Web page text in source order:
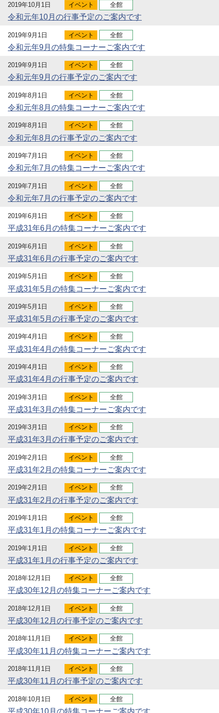
2019年10月1日 イベント 全館
令和元年10月の行事予定のご案内です
2019年9月1日 イベント 全館
令和元年9月の特集コーナーご案内です
2019年9月1日 イベント 全館
令和元年9月の行事予定のご案内です
2019年8月1日 イベント 全館
令和元年8月の特集コーナーご案内です
2019年8月1日 イベント 全館
令和元年8月の行事予定のご案内です
2019年7月1日 イベント 全館
令和元年7月の特集コーナーご案内です
2019年7月1日 イベント 全館
令和元年7月の行事予定のご案内です
2019年6月1日 イベント 全館
平成31年6月の特集コーナーご案内です
2019年6月1日 イベント 全館
平成31年6月の行事予定のご案内です
2019年5月1日 イベント 全館
平成31年5月の特集コーナーご案内です
2019年5月1日 イベント 全館
平成31年5月の行事予定のご案内です
2019年4月1日 イベント 全館
平成31年4月の特集コーナーご案内です
2019年4月1日 イベント 全館
平成31年4月の行事予定のご案内です
2019年3月1日 イベント 全館
平成31年3月の特集コーナーご案内です
2019年3月1日 イベント 全館
平成31年3月の行事予定のご案内です
2019年2月1日 イベント 全館
平成31年2月の特集コーナーご案内です
2019年2月1日 イベント 全館
平成31年2月の行事予定のご案内です
2019年1月1日 イベント 全館
平成31年1月の特集コーナーご案内です
2019年1月1日 イベント 全館
平成31年1月の行事予定のご案内です
2018年12月1日 イベント 全館
平成30年12月の特集コーナーご案内です
2018年12月1日 イベント 全館
平成30年12月の行事予定のご案内です
2018年11月1日 イベント 全館
平成30年11月の特集コーナーご案内です
2018年11月1日 イベント 全館
平成30年11月の行事予定のご案内です
2018年10月1日 イベント 全館
平成30年10月の特集コーナーご案内です